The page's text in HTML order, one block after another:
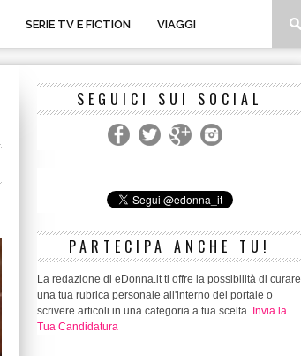
SERIE TV E FICTION VIAGGI
SEGUICI SUI SOCIAL
PARTECIPA ANCHE TU!
La redazione di eDonna.it ti offre la possibilità di curare
una tua rubrica personale all'interno del portale o
scrivere articoli in una categoria a tua scelta. Invia la
Tua Candidatura